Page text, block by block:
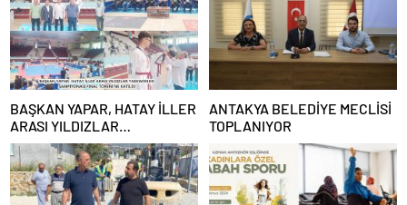
BAŞKAN YAPAR, HATAY İLLER
ARASI YILDIZLAR
TAEKWONDO ŞAMPİYONASI
FİNAL TÖRENİ’NE KATILDI
ANTAKYA BELEDİYE MECLİSİ
TOPLANIYOR